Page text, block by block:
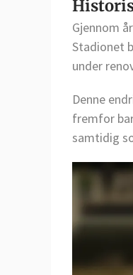
Gjennom
Stadionet
under
Denne
fremfor
samtidig